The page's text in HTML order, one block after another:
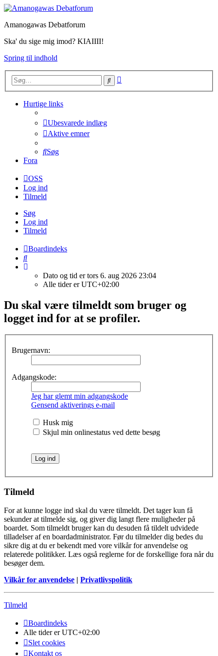
Amanogawas Debatforum
Ska' du sige mig imod? KIAIIII!
Spring til indhold
Søg
Hurtige links
Ubesvarede indlæg
Aktive emner
Søg
Fora
OSS
Log ind
Tilmeld
Søg
Log ind
Tilmeld
Boardindeks
Søg
Dato og tid er tors 6. aug 2026 23:04
Alle tider erUTC+02:00
Du skal være tilmeldt som bruger og
logget ind for at se profiler.
Brugernavn:
Adgangskode:
Jeg har glemt min adgangskode
Gensend aktiverings e-mail
Husk mig
Skjul min onlinestatus ved dette besøg
Tilmeld
For at kunne logge ind skal du være tilmeldt. Det tager kun få
sekunder at tilmelde sig, og giver dig langt flere muligheder på
boardet. Som tilmeldt bruger kan du desuden få tildelt udvidede
tilladelser af en boardadministrator. Før du tilmelder dig bedes du
sikre dig at du er bekendt med vore vilkår for anvendelse og
relaterede politikker. Læs også reglerne for de forskellige fora når du
besøger dem.
Vilkår for anvendelse | Privatlivspolitik
Tilmeld
Boardindeks
Alle tider erUTC+02:00
Slet cookies
Kontakt os